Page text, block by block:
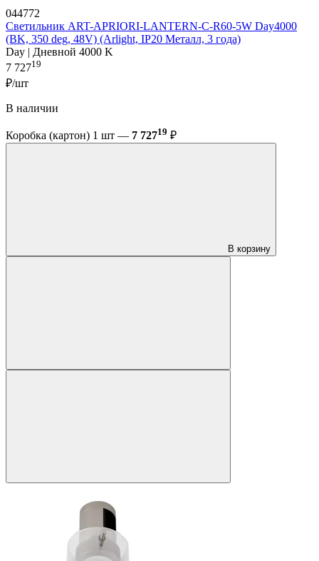
044772
Светильник ART-APRIORI-LANTERN-C-R60-5W Day4000
(BK, 350 deg, 48V) (Arlight, IP20 Металл, 3 года)
Day | Дневной 4000 K
7 72719
₽/шт
В наличии
Коробка (картон) 1 шт — 7 72719 ₽
В корзину